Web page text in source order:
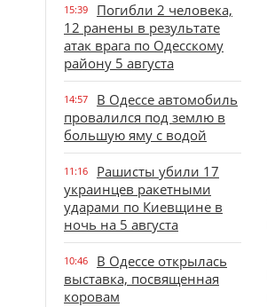
15:39
Погибли 2 человека,
12 ранены в результате
атак врага по Одесскому
району 5 августа
14:57
В Одессе автомобиль
провалился под землю в
большую яму с водой
11:16
Рашисты убили 17
украинцев ракетными
ударами по Киевщине в
ночь на 5 августа
10:46
В Одессе открылась
выставка, посвященная
коровам